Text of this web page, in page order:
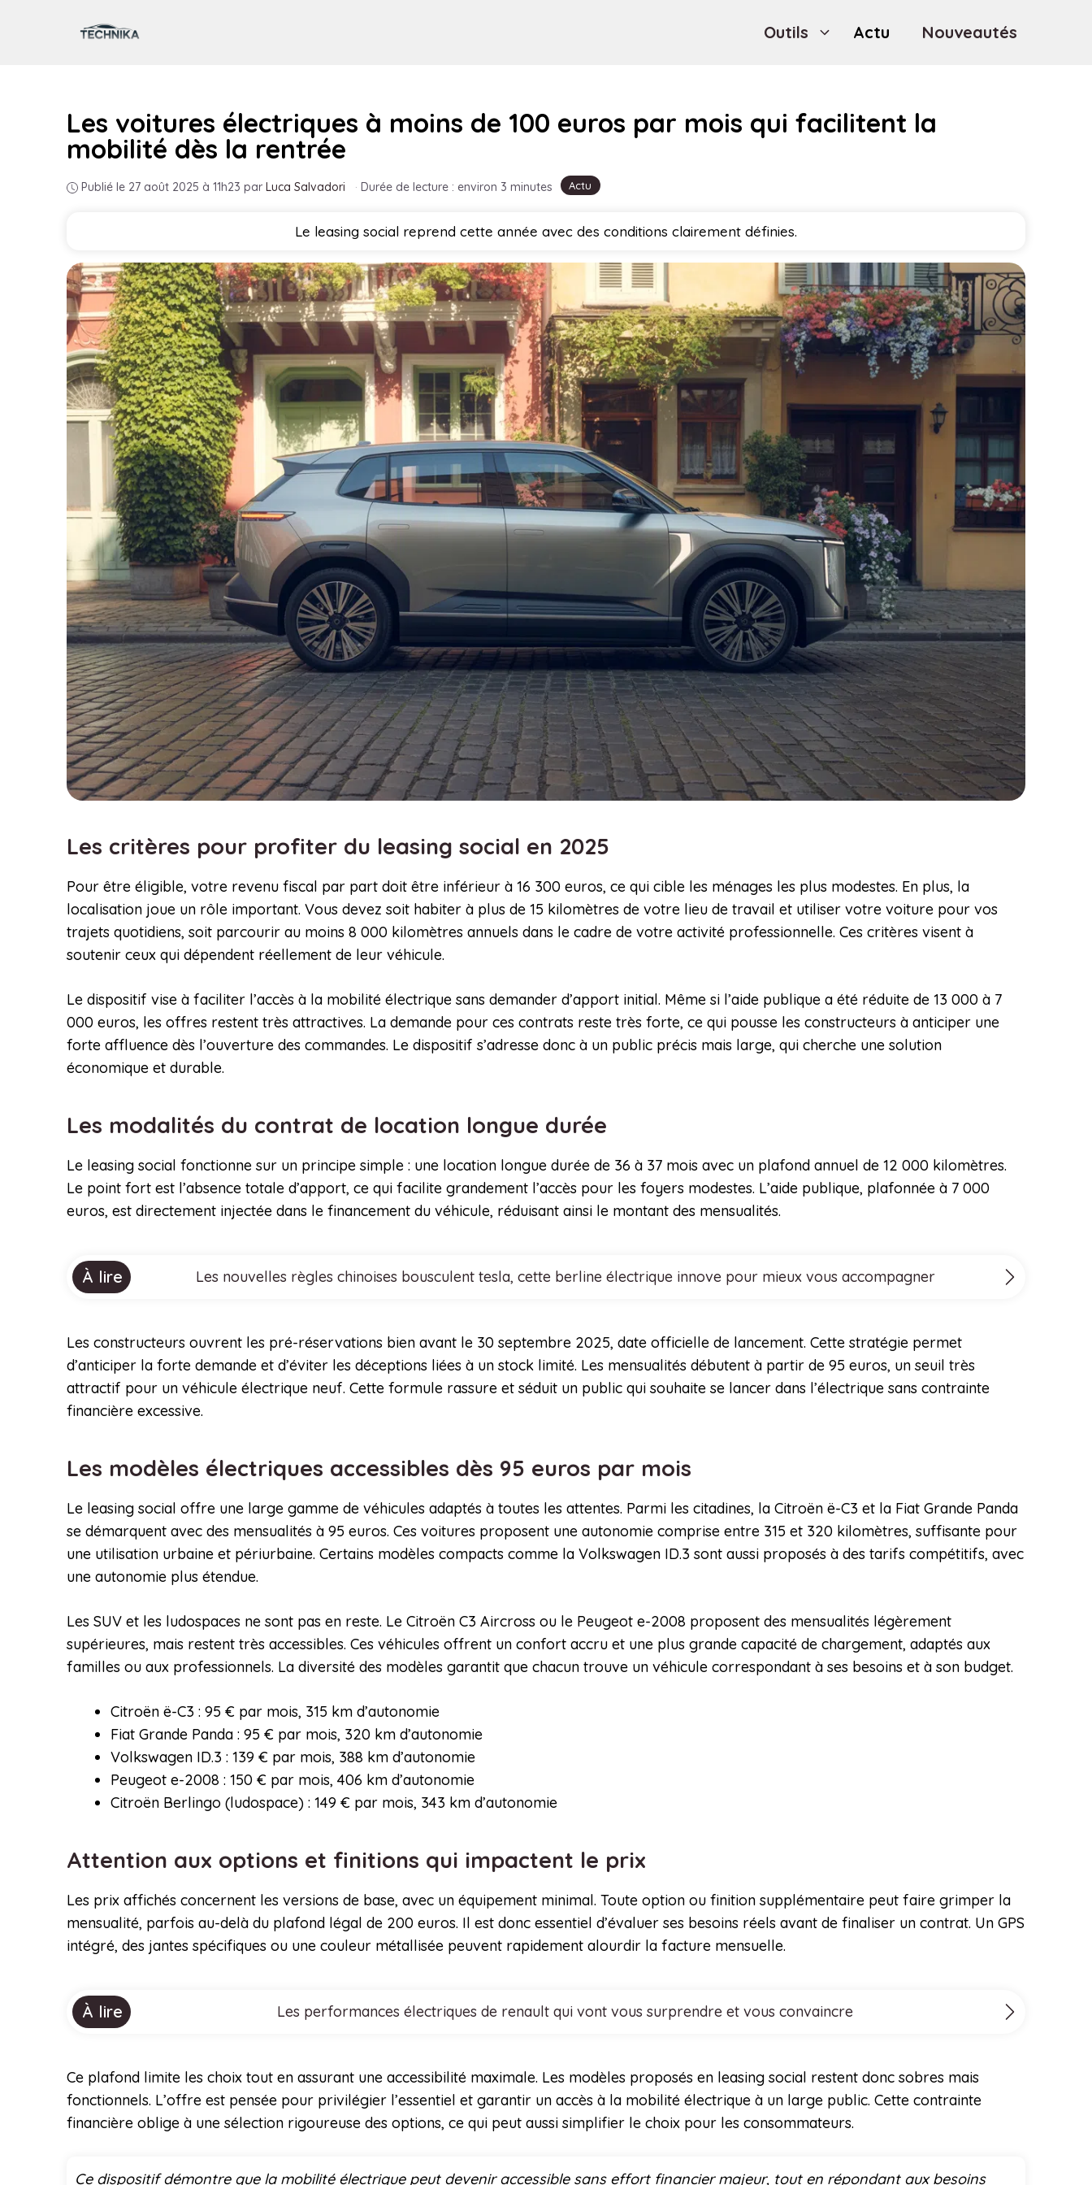
Outils Actu Nouveautés
Actu
Les voitures électriques à moins de 100 euros par mois qui facilitent la
mobilité dès la rentrée
Publié le 27 août 2025 à 11h23 par Luca Salvadori · Durée de lecture : environ 3 minutes
Le leasing social reprend cette année avec des conditions clairement définies.
Les critères pour profiter du leasing social en 2025
Pour être éligible, votre revenu fiscal par part doit être inférieur à 16 300 euros, ce qui cible les ménages les plus modestes. En plus, la
localisation joue un rôle important. Vous devez soit habiter à plus de 15 kilomètres de votre lieu de travail et utiliser votre voiture pour vos
trajets quotidiens, soit parcourir au moins 8 000 kilomètres annuels dans le cadre de votre activité professionnelle. Ces critères visent à
soutenir ceux qui dépendent réellement de leur véhicule.
Le dispositif vise à faciliter l’accès à la mobilité électrique sans demander d’apport initial. Même si l’aide publique a été réduite de 13 000 à 7
000 euros, les offres restent très attractives. La demande pour ces contrats reste très forte, ce qui pousse les constructeurs à anticiper une
forte affluence dès l’ouverture des commandes. Le dispositif s’adresse donc à un public précis mais large, qui cherche une solution
économique et durable.
Les modalités du contrat de location longue durée
Le leasing social fonctionne sur un principe simple : une location longue durée de 36 à 37 mois avec un plafond annuel de 12 000 kilomètres.
Le point fort est l’absence totale d’apport, ce qui facilite grandement l’accès pour les foyers modestes. L’aide publique, plafonnée à 7 000
euros, est directement injectée dans le financement du véhicule, réduisant ainsi le montant des mensualités.
À lire Les nouvelles règles chinoises bousculent tesla, cette berline électrique innove pour mieux vous accompagner
Les constructeurs ouvrent les pré-réservations bien avant le 30 septembre 2025, date officielle de lancement. Cette stratégie permet
d’anticiper la forte demande et d’éviter les déceptions liées à un stock limité. Les mensualités débutent à partir de 95 euros, un seuil très
attractif pour un véhicule électrique neuf. Cette formule rassure et séduit un public qui souhaite se lancer dans l’électrique sans contrainte
financière excessive.
Les modèles électriques accessibles dès 95 euros par mois
Le leasing social offre une large gamme de véhicules adaptés à toutes les attentes. Parmi les citadines, la Citroën ë-C3 et la Fiat Grande Panda
se démarquent avec des mensualités à 95 euros. Ces voitures proposent une autonomie comprise entre 315 et 320 kilomètres, suffisante pour
une utilisation urbaine et périurbaine. Certains modèles compacts comme la Volkswagen ID.3 sont aussi proposés à des tarifs compétitifs, avec
une autonomie plus étendue.
Les SUV et les ludospaces ne sont pas en reste. Le Citroën C3 Aircross ou le Peugeot e-2008 proposent des mensualités légèrement
supérieures, mais restent très accessibles. Ces véhicules offrent un confort accru et une plus grande capacité de chargement, adaptés aux
familles ou aux professionnels. La diversité des modèles garantit que chacun trouve un véhicule correspondant à ses besoins et à son budget.
Citroën ë-C3 : 95 € par mois, 315 km d’autonomie
Fiat Grande Panda : 95 € par mois, 320 km d’autonomie
Volkswagen ID.3 : 139 € par mois, 388 km d’autonomie
Peugeot e-2008 : 150 € par mois, 406 km d’autonomie
Citroën Berlingo (ludospace) : 149 € par mois, 343 km d’autonomie
Attention aux options et finitions qui impactent le prix
Les prix affichés concernent les versions de base, avec un équipement minimal. Toute option ou finition supplémentaire peut faire grimper la
mensualité, parfois au-delà du plafond légal de 200 euros. Il est donc essentiel d’évaluer ses besoins réels avant de finaliser un contrat. Un GPS
intégré, des jantes spécifiques ou une couleur métallisée peuvent rapidement alourdir la facture mensuelle.
À lire Les performances électriques de renault qui vont vous surprendre et vous convaincre
Ce plafond limite les choix tout en assurant une accessibilité maximale. Les modèles proposés en leasing social restent donc sobres mais
fonctionnels. L’offre est pensée pour privilégier l’essentiel et garantir un accès à la mobilité électrique à un large public. Cette contrainte
financière oblige à une sélection rigoureuse des options, ce qui peut aussi simplifier le choix pour les consommateurs.
Ce dispositif démontre que la mobilité électrique peut devenir accessible sans effort financier majeur, tout en répondant aux besoins